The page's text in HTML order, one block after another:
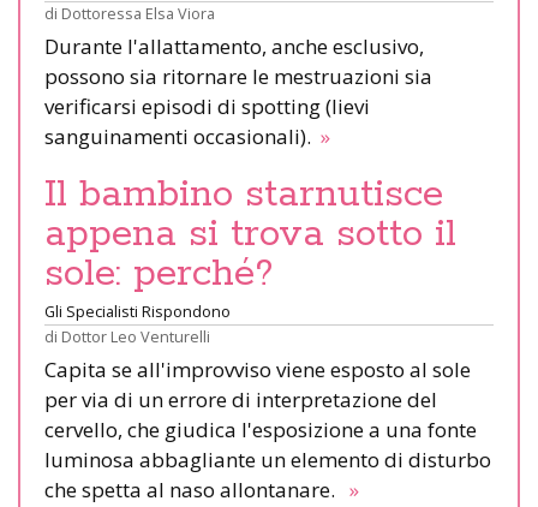
di Dottoressa Elsa Viora
Durante l'allattamento, anche esclusivo,
possono sia ritornare le mestruazioni sia
verificarsi episodi di spotting (lievi
sanguinamenti occasionali). »
Il bambino starnutisce
appena si trova sotto il
sole: perché?
Gli Specialisti Rispondono
di Dottor Leo Venturelli
Capita se all'improvviso viene esposto al sole
per via di un errore di interpretazione del
cervello, che giudica l'esposizione a una fonte
luminosa abbagliante un elemento di disturbo
che spetta al naso allontanare. »